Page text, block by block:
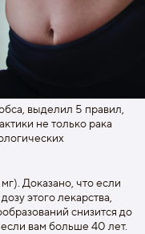
выделил 5 правил,
не только рака
Доказано, что если
этого лекарства,
снизится до
вам больше 40 лет.